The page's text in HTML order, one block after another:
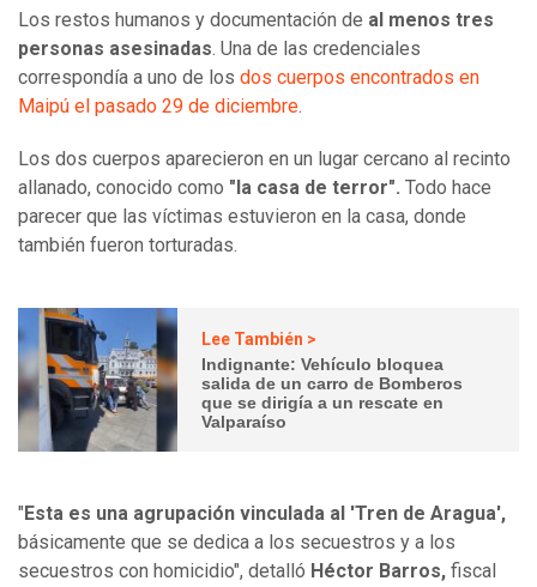
Los restos humanos y documentación de al menos tres
personas asesinadas. Una de las credenciales
correspondía a uno de los dos cuerpos encontrados en
Maipú el pasado 29 de diciembre.
Los dos cuerpos aparecieron en un lugar cercano al recinto
allanado, conocido como "la casa de terror". Todo hace
parecer que las víctimas estuvieron en la casa, donde
también fueron torturadas.
Lee También >
Indignante: Vehículo bloquea
salida de un carro de Bomberos
que se dirigía a un rescate en
Valparaíso
"Esta es una agrupación vinculada al 'Tren de Aragua',
básicamente que se dedica a los secuestros y a los
secuestros con homicidio", detalló Héctor Barros, fiscal